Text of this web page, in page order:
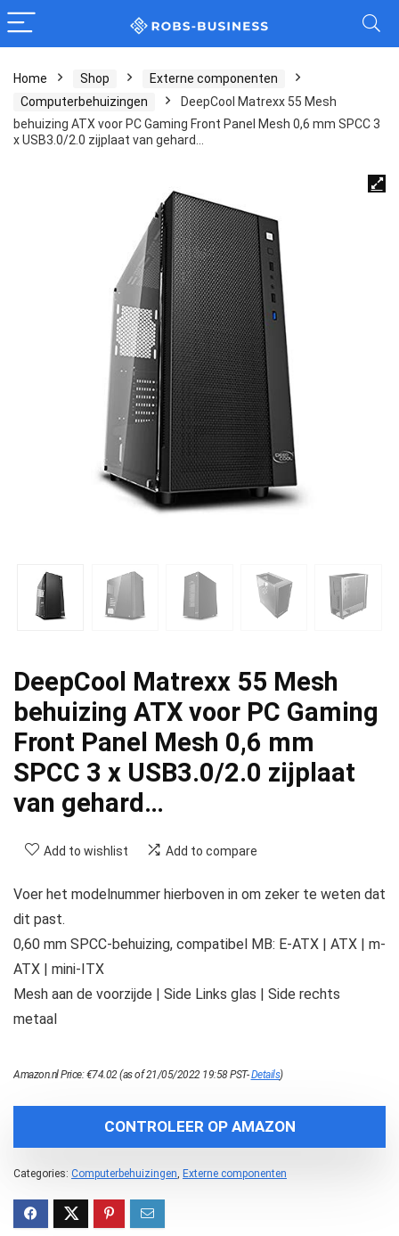
Home Shop
Externe componenten
Computerbehuizingen
DeepCool Matrexx 55 Mesh
behuizing ATX voor PC Gaming Front Panel Mesh 0,6 mm SPCC 3
x USB3.0/2.0 zijplaat van gehard…
DeepCool Matrexx 55 Mesh
behuizing ATX voor PC Gaming
Front Panel Mesh 0,6 mm
SPCC 3 x USB3.0/2.0 zijplaat
van gehard…
Add to wishlist Add to compare
Voer het modelnummer hierboven in om zeker te weten dat
dit past.
0,60 mm SPCC-behuizing, compatibel MB: E-ATX | ATX | m-
ATX | mini-ITX
Mesh aan de voorzijde | Side Links glas | Side rechts
metaal
Amazon.nl Price:€74.02 (as of 21/05/2022 19:58 PST-Details)
CONTROLEER OP AMAZON
Categories: Computerbehuizingen Externe componenten